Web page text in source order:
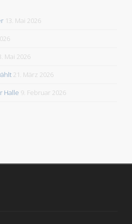
13. Mai 2026
Mai 2026
21. März 2026
Halle 9. Februar 2026